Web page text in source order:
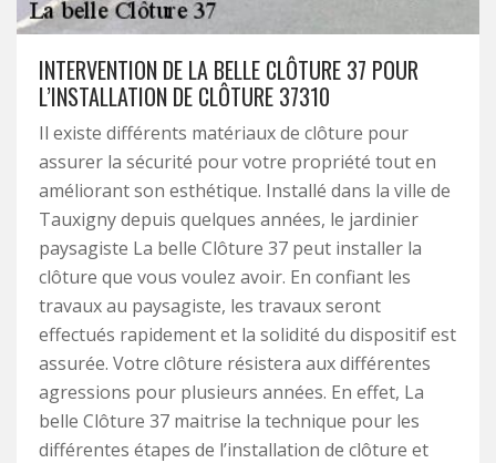
INTERVENTION DE LA BELLE CLÔTURE 37 POUR
L’INSTALLATION DE CLÔTURE 37310
Il existe différents matériaux de clôture pour
assurer la sécurité pour votre propriété tout en
améliorant son esthétique. Installé dans la ville de
Tauxigny depuis quelques années, le jardinier
paysagiste La belle Clôture 37 peut installer la
clôture que vous voulez avoir. En confiant les
travaux au paysagiste, les travaux seront
effectués rapidement et la solidité du dispositif est
assurée. Votre clôture résistera aux différentes
agressions pour plusieurs années. En effet, La
belle Clôture 37 maitrise la technique pour les
différentes étapes de l’installation de clôture et